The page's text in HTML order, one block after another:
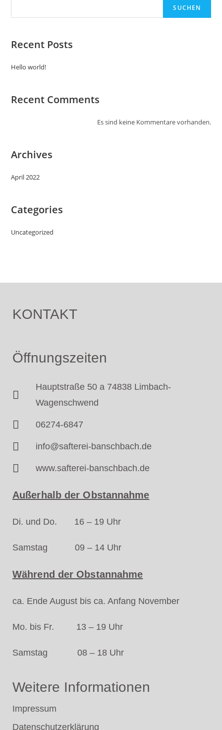
SUCHEN
Recent Posts
Hello world!
Recent Comments
Es sind keine Kommentare vorhanden.
Archives
April 2022
Categories
Uncategorized
KONTAKT
Öffnungszeiten
Hauptstraße 50 a 74838 Limbach-
Wagenschwend
06274-6847
info@safterei-banschbach.de
www.safterei-banschbach.de
Außerhalb der Obstannahme
Di. und Do. 16 – 19 Uhr
Samstag 09 – 14 Uhr
Während der Obstannahme
ca. Ende August bis ca. Anfang November
Mo. bis Fr. 13 – 19 Uhr
Samstag 08 – 18 Uhr
Weitere Informationen
Impressum
Datenschutzerklärung